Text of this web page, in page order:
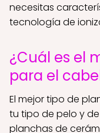
necesitas
tecnología de
¿Cuál es el
para el
El mejor tipo de
tu tipo de pelo y
planchas de